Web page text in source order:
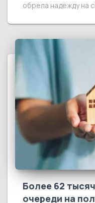
обрела надежду на
Более 62
очереди на